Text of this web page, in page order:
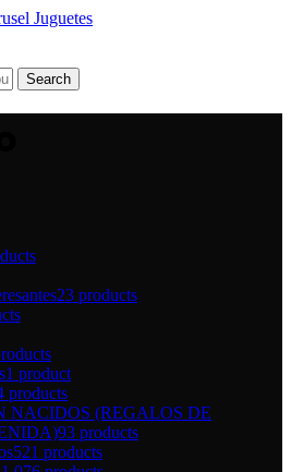
Search
23 products
1 product
products
NACIDOS (REGALOS DE
93 products
521 products